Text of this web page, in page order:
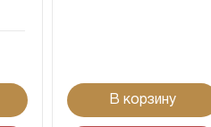
В корзину